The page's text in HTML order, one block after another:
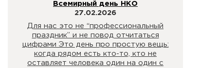
Всемирный день НКО
27.02.2026
Для нас это не “профессиональный
праздник” и не повод отчитаться
цифрами Это день про простую вещь:
когда рядом есть кто-то, кто не
оставляет человека один на один с